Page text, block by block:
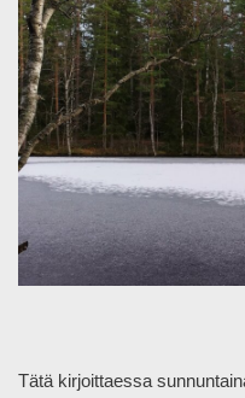
Tätä kirjoittaessa